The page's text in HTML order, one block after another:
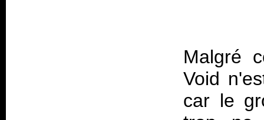
Malgré
Void
car le